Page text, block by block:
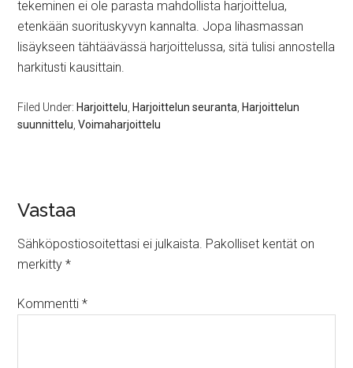
tekeminen ei ole parasta mahdollista harjoittelua,
etenkään suorituskyvyn kannalta. Jopa lihasmassan
lisäykseen tähtäävässä harjoittelussa, sitä tulisi annostella
harkitusti kausittain.
Filed Under: Harjoittelu Harjoittelun seuranta Harjoittelun
suunnittelu ,Voimaharjoittelu
Vastaa
Sähköpostiosoitettasi ei julkaista. Pakolliset kentät on
merkitty*
Kommentti*